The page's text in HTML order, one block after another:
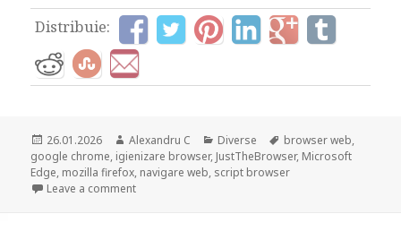
Distribuie:
Posted
on
26.01.2026 Author
Alexandru C Categories
Diverse Tags
browser web,
google chrome, igienizare browser, JustTheBrowser, Microsoft
Edge, mozilla firefox, navigare web, script browser
Leave a commenton Just The Browser – un instrument care